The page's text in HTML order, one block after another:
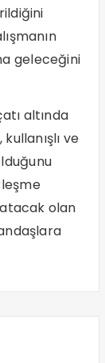
geleceğini
altında
ve
olan